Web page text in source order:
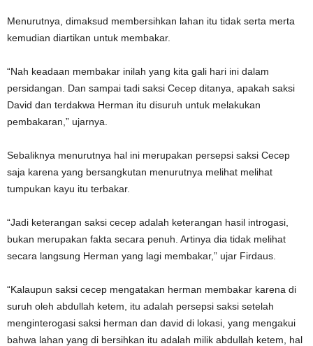
Menurutnya, dimaksud membersihkan lahan itu tidak serta merta
kemudian diartikan untuk membakar.
“Nah keadaan membakar inilah yang kita gali hari ini dalam
persidangan. Dan sampai tadi saksi Cecep ditanya, apakah saksi
David dan terdakwa Herman itu disuruh untuk melakukan
pembakaran,” ujarnya.
Sebaliknya menurutnya hal ini merupakan persepsi saksi Cecep
saja karena yang bersangkutan menurutnya melihat melihat
tumpukan kayu itu terbakar.
“Jadi keterangan saksi cecep adalah keterangan hasil introgasi,
bukan merupakan fakta secara penuh. Artinya dia tidak melihat
secara langsung Herman yang lagi membakar,” ujar Firdaus.
“Kalaupun saksi cecep mengatakan herman membakar karena di
suruh oleh abdullah ketem, itu adalah persepsi saksi setelah
menginterogasi saksi herman dan david di lokasi, yang mengakui
bahwa lahan yang di bersihkan itu adalah milik abdullah ketem, hal